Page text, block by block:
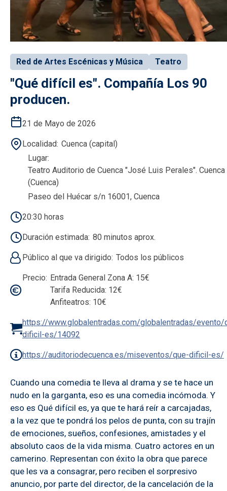
Red de Artes Escénicas y Música Teatro
"Qué difícil es". Compañía Los 90
producen.
21 de Mayo de 2026
Localidad Cuenca (capital)
Lugar
Teatro Auditorio de Cuenca "José Luis Perales". Cuenca
(Cuenca)
Paseo del Huécar s/n 16001, Cuenca
20:30 horas
Duración estimada 80 minutos aprox.
Público al que va dirigido Todos los públicos
Precio
Entrada General Zona A: 15€
Tarifa Reducida: 12€
Anfiteatros: 10€
https://www.globalentradas.com/globalentradas/evento/
dificil-es/14092
https://auditoriodecuenca.es/miseventos/que-dificil-es/
Cuando una comedia te lleva al drama y se te hace un
nudo en la garganta, eso es una comedia incómoda. Y
eso es Qué difícil es, ya que te hará reír a carcajadas,
a la vez que te pondrá los pelos de punta, con su trajín
de emociones, sueños, confesiones, amistades y el
absoluto caos de la vida misma. Cuatro actores en un
camerino. Representan con éxito la obra que parece
que les va a consagrar, pero reciben el sorpresivo
anuncio, por parte del director, de la cancelación de la